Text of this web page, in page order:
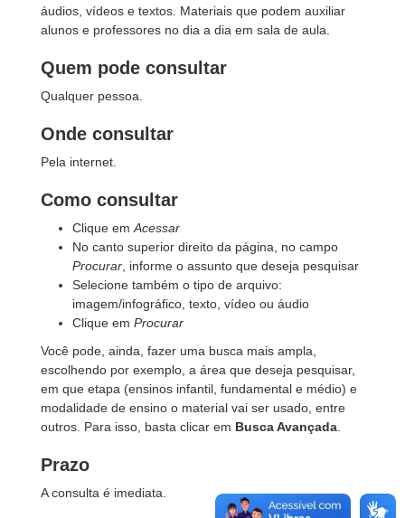
áudios, vídeos e textos. Materiais que podem auxiliar
alunos e professores no dia a dia em sala de aula.
Quem pode consultar
Qualquer pessoa.
Onde consultar
Pela internet.
Como consultar
Clique em Acessar
No canto superior direito da página, no campo
Procurar , informe o assunto que deseja pesquisar
Selecione também o tipo de arquivo:
imagem/infográfico, texto, vídeo ou áudio
Clique em Procurar
Você pode, ainda, fazer uma busca mais ampla,
escolhendo por exemplo, a área que deseja pesquisar,
em que etapa (ensinos infantil, fundamental e médio) e
modalidade de ensino o material vai ser usado, entre
outros. Para isso, basta clicar em Busca Avançada
Prazo
A consulta é imediata.